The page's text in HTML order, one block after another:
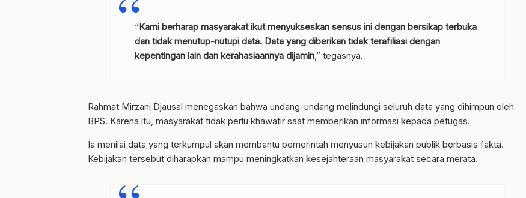
“Kami berharap masyarakat ikut menyukseskan sensus ini dengan bersikap terbuka
dan tidak menutup-nutupi data. Data yang diberikan tidak terafiliasi dengan
kepentingan lain dan kerahasiaannya dijamin,” tegasnya.
Rahmat Mirzani Djausal menegaskan bahwa undang-undang melindungi seluruh data yang dihimpun oleh
BPS. Karena itu, masyarakat tidak perlu khawatir saat memberikan informasi kepada petugas.
Ia menilai data yang terkumpul akan membantu pemerintah menyusun kebijakan publik berbasis fakta.
Kebijakan tersebut diharapkan mampu meningkatkan kesejahteraan masyarakat secara merata.